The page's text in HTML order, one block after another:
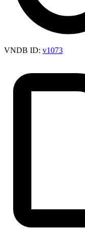
VNDB ID: v1073